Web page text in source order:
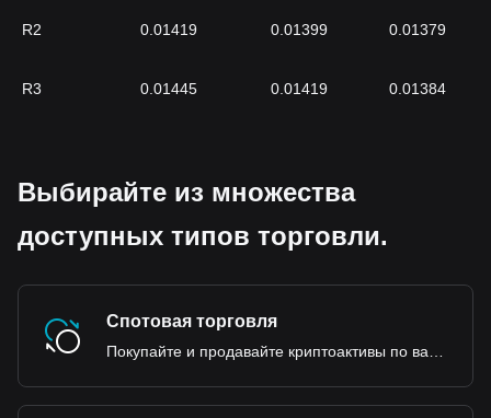
R2 0.01419 0.01399 0.01379
R3 0.01445 0.01419 0.01384
Выбирайте из множества
доступных типов торговли.
Спотовая торговля